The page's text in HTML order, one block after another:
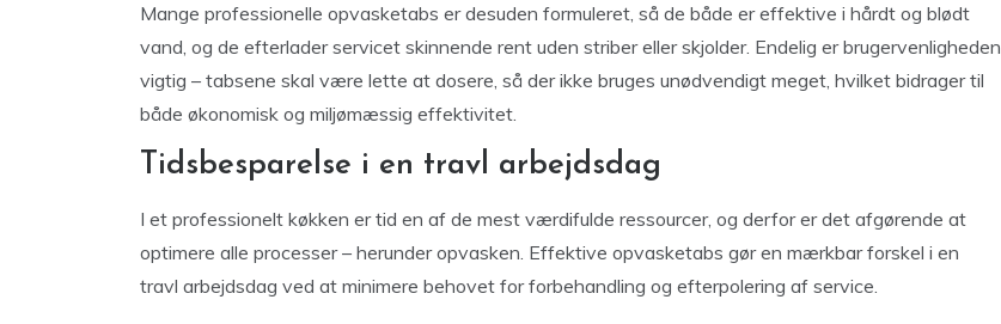
Mange professionelle opvasketabs er desuden formuleret, så de både er effektive i hårdt og blødt
vand, og de efterlader servicet skinnende rent uden striber eller skjolder. Endelig er brugervenligheden
vigtig – tabsene skal være lette at dosere, så der ikke bruges unødvendigt meget, hvilket bidrager til
både økonomisk og miljømæssig effektivitet.
Tidsbesparelse i en travl arbejdsdag
I et professionelt køkken er tid en af de mest værdifulde ressourcer, og derfor er det afgørende at
optimere alle processer – herunder opvasken. Effektive opvasketabs gør en mærkbar forskel i en
travl arbejdsdag ved at minimere behovet for forbehandling og efterpolering af service.